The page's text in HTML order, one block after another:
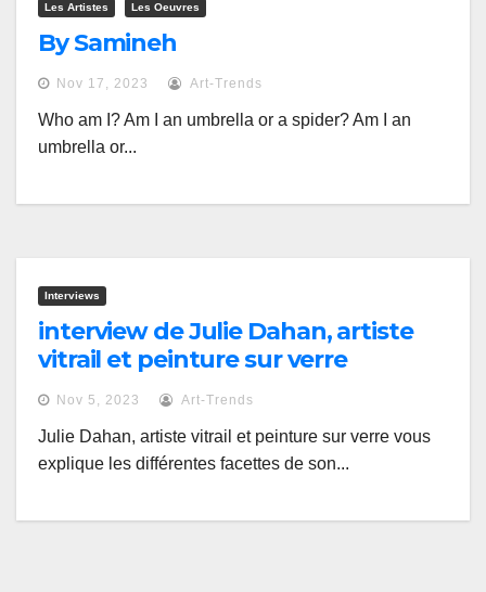
Les Artistes Les Oeuvres
By Samineh
Nov 17, 2023 Art-Trends
Who am I? Am I an umbrella or a spider? Am I an
umbrella or...
Interviews
interview de Julie Dahan, artiste
vitrail et peinture sur verre
Nov 5, 2023 Art-Trends
Julie Dahan, artiste vitrail et peinture sur verre vous
explique les différentes facettes de son...